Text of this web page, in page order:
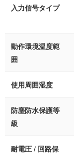
入力信号タイプ
動作環境温度範
囲
使用周囲湿度
防塵防水保護等
級
耐電圧 / 回路保